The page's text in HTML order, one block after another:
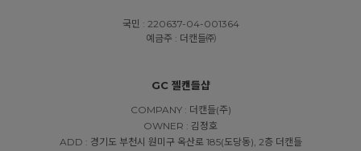
국민 : 220637-04-001364
예금주 : 더캔들㈜
GC 젤캔들샵
COMPANY : 더캔들(주)
OWNER : 김정호
ADD : 경기도 부천시 원미구 옥산로 185(도당동), 2층 더캔들